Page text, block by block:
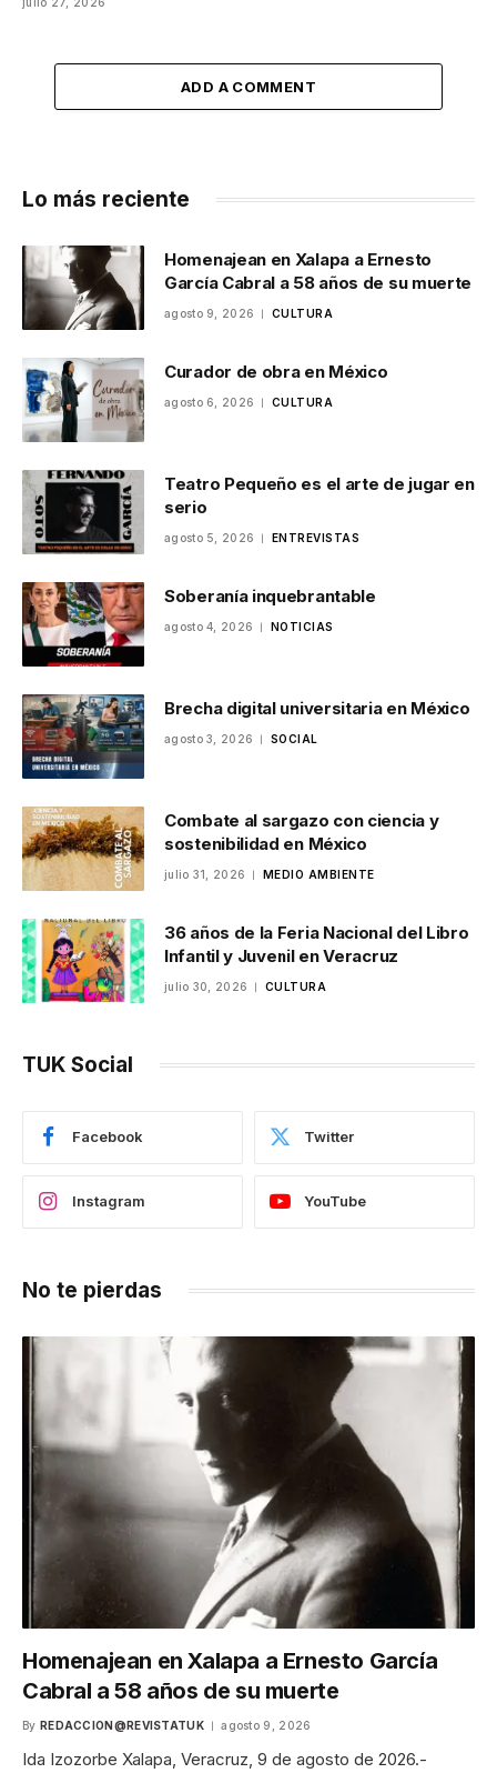
ADD A COMMENT
Lo más reciente
Homenajean en Xalapa a Ernesto
García Cabral a 58 años de su muerte
agosto 9, 2026 CULTURA
Curador de obra en México
agosto 6, 2026 CULTURA
Teatro Pequeño es el arte de jugar en
serio
agosto 5, 2026 ENTREVISTAS
Soberanía inquebrantable
agosto 4, 2026 NOTICIAS
Brecha digital universitaria en México
agosto 3, 2026 SOCIAL
Combate al sargazo con ciencia y
sostenibilidad en México
julio 31, 2026 MEDIO AMBIENTE
36 años de la Feria Nacional del Libro
Infantil y Juvenil en Veracruz
julio 30, 2026 CULTURA
TUK Social
Facebook Twitter
Instagram YouTube
No te pierdas
Homenajean en Xalapa a Ernesto García
Cabral a 58 años de su muerte
By REDACCION@REVISTATUK agosto 9, 2026
Ida Izozorbe Xalapa, Veracruz, 9 de agosto de 2026.-